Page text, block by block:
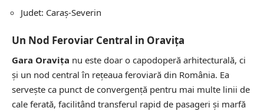
Judet: Caraș-Severin
Un Nod Feroviar Central in Oravița
Gara Oravița nu este doar o capodoperă arhitecturală, ci
și un nod central în rețeaua feroviară din România. Ea
servește ca punct de convergență pentru mai multe linii de
cale ferată, facilitând transferul rapid de pasageri și marfă